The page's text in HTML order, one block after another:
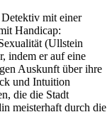
mit einer
Handicap:
(Ullstein
indem er auf eine
Auskunft über ihre
und Intuition
die die Stadt
meisterhaft durch die